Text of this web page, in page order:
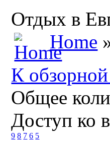
Отдых в
Home
К обзорной
Общее
Доступ ко
9 8 7 6 5